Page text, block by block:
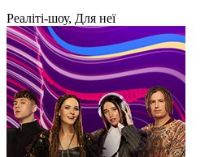
Реаліті-шоу, Для неї